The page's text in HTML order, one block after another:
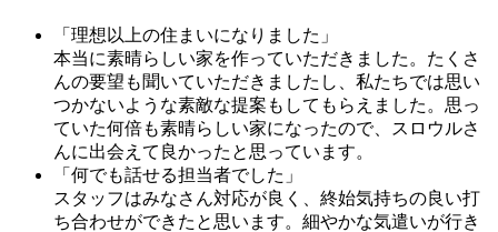
「理想以上の住まいになりました」
本当に素晴らしい家を作っていただきました。たくさ
んの要望も聞いていただきましたし、私たちでは思い
つかないような素敵な提案もしてもらえました。思っ
ていた何倍も素晴らしい家になったので、スロウルさ
んに出会えて良かったと思っています。
「何でも話せる担当者でした」
スタッフはみなさん対応が良く、終始気持ちの良い打
ち合わせができたと思います。細やかな気遣いが行き